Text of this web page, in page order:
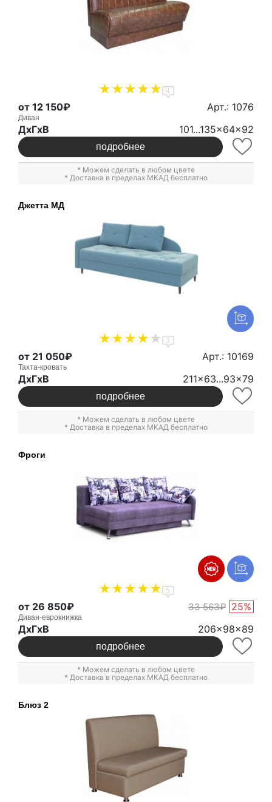
4
от 12 150₽ Арт.: 1076
Диван
ДxГxВ 101...135x64x92
подробнее
* Можем сделать в любом цвете
* Доставка в пределах МКАД бесплатно
Джетта МД
3
от 21 050₽ Арт.: 10169
Тахта-кровать
ДxГxВ 211x63...93x79
подробнее
* Можем сделать в любом цвете
* Доставка в пределах МКАД бесплатно
Фроги
5
от 26 850₽ 33 563₽ 25%
Диван-еврокнижка
ДxГxВ 206x98x89
подробнее
* Можем сделать в любом цвете
* Доставка в пределах МКАД бесплатно
Блюз 2